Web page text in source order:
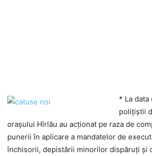
* La data
poliţiştii
oraşului Hîrlău au acţionat pe raza de
punerii în aplicare a mandatelor de
închisorii, depistării minorilor dispăruţi şi